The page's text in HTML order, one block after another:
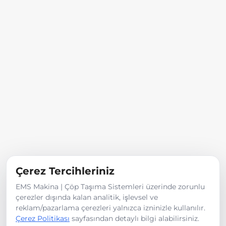
Treyler
Vidanjör
Yol Süpürme Araçları
Çerez Tercihleriniz
EMS Makina | Çöp Taşıma Sistemleri üzerinde zorunlu
çerezler dışında kalan analitik, işlevsel ve
reklam/pazarlama çerezleri yalnızca izninizle kullanılır.
Çerez Politikası sayfasından detaylı bilgi alabilirsiniz.